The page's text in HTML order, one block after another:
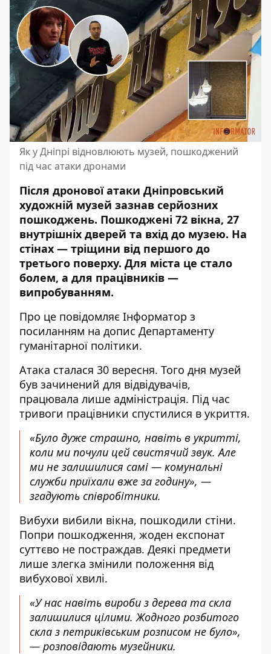
Як у Дніпрі відновлюють музей, пошкоджений
під час атаки дронами
Після дронової атаки Дніпровський
художній музей зазнав серйозних
пошкоджень. Пошкоджені 72 вікна, 27
внутрішніх дверей та вхід до музею. На
стінах — тріщини від першого до
третього поверху. Для міста це стало
болем, а для працівників —
випробуванням.
Про це повідомляє Інформатор з
посиланням на допис Департаменту
гуманітарної політики.
Атака сталася 30 вересня. Того дня музей
був зачинений для відвідувачів,
працювала лише адміністрація. Під час
тривоги працівники спустилися в укриття.
«Було дуже страшно, навіть в укритті,
коли ми почули цей свистячий звук. Але
ми не залишилися самі — комунальні
служби приїхали вже за годину», —
згадують співробітники.
Вибухи вибили вікна, пошкодили стіни.
Попри пошкодження, жоден експонат
суттєво не постраждав. Деякі предмети
лише злегка змінили положення від
вибухової хвилі.
«У нас навіть вироби з дерева та скла
залишилися цілими. Жодного розбитого
скла з петриківським розписом не було»,
— розповідають музейники.